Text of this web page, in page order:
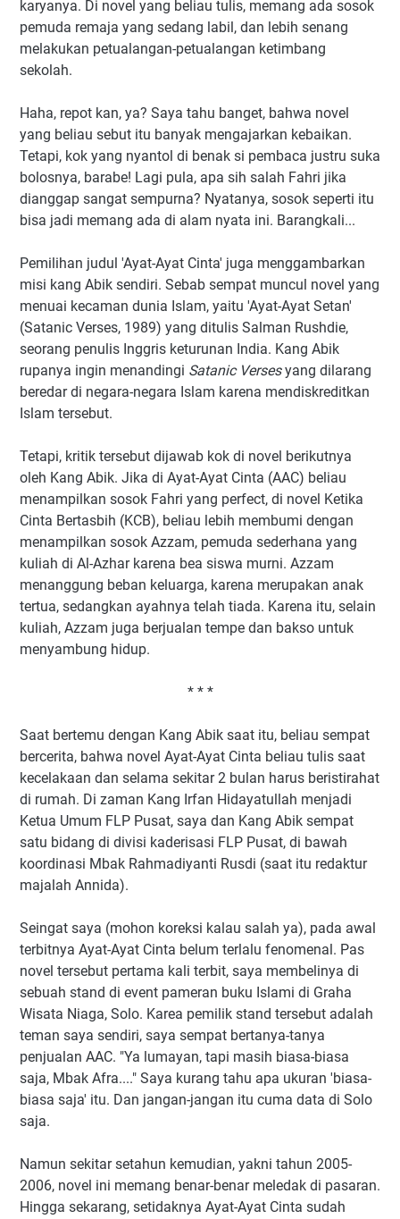
karyanya. Di novel yang beliau tulis, memang ada sosok
pemuda remaja yang sedang labil, dan lebih senang
melakukan petualangan-petualangan ketimbang
sekolah.
Haha, repot kan, ya? Saya tahu banget, bahwa novel
yang beliau sebut itu banyak mengajarkan kebaikan.
Tetapi, kok yang nyantol di benak si pembaca justru suka
bolosnya, barabe! Lagi pula, apa sih salah Fahri jika
dianggap sangat sempurna? Nyatanya, sosok seperti itu
bisa jadi memang ada di alam nyata ini. Barangkali...
Pemilihan judul 'Ayat-Ayat Cinta' juga menggambarkan
misi kang Abik sendiri. Sebab sempat muncul novel yang
menuai kecaman dunia Islam, yaitu 'Ayat-Ayat Setan'
(Satanic Verses, 1989) yang ditulis Salman Rushdie,
seorang penulis Inggris keturunan India. Kang Abik
rupanya ingin menandingi Satanic Versesyang dilarang
beredar di negara-negara Islam karena mendiskreditkan
Islam tersebut.
Tetapi, kritik tersebut dijawab kok di novel berikutnya
oleh Kang Abik. Jika di Ayat-Ayat Cinta (AAC) beliau
menampilkan sosok Fahri yang perfect, di novel Ketika
Cinta Bertasbih (KCB), beliau lebih membumi dengan
menampilkan sosok Azzam, pemuda sederhana yang
kuliah di Al-Azhar karena bea siswa murni. Azzam
menanggung beban keluarga, karena merupakan anak
tertua, sedangkan ayahnya telah tiada. Karena itu, selain
kuliah, Azzam juga berjualan tempe dan bakso untuk
menyambung hidup.
* * *
Saat bertemu dengan Kang Abik saat itu, beliau sempat
bercerita, bahwa novel Ayat-Ayat Cinta beliau tulis saat
kecelakaan dan selama sekitar 2 bulan harus beristirahat
di rumah. Di zaman Kang Irfan Hidayatullah menjadi
Ketua Umum FLP Pusat, saya dan Kang Abik sempat
satu bidang di divisi kaderisasi FLP Pusat, di bawah
koordinasi Mbak Rahmadiyanti Rusdi (saat itu redaktur
majalah Annida).
Seingat saya (mohon koreksi kalau salah ya), pada awal
terbitnya Ayat-Ayat Cinta belum terlalu fenomenal. Pas
novel tersebut pertama kali terbit, saya membelinya di
sebuah stand di event pameran buku Islami di Graha
Wisata Niaga, Solo. Karea pemilik stand tersebut adalah
teman saya sendiri, saya sempat bertanya-tanya
penjualan AAC. "Ya lumayan, tapi masih biasa-biasa
saja, Mbak Afra...." Saya kurang tahu apa ukuran 'biasa-
biasa saja' itu. Dan jangan-jangan itu cuma data di Solo
saja.
Namun sekitar setahun kemudian, yakni tahun 2005-
2006, novel ini memang benar-benar meledak di pasaran.
Hingga sekarang, setidaknya Ayat-Ayat Cinta sudah